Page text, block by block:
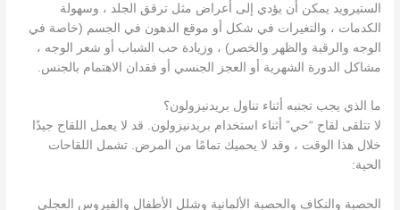
الستيرويد يمكن أن يؤدي إلى أعراض مثل ترقق الجلد ، وسهولة
الكدمات ، والتغيرات في شكل أو موقع الدهون في الجسم (خاصة في
الوجه والرقبة والظهر والخصر) ، وزيادة حب الشباب أو شعر الوجه ،
مشاكل الدورة الشهرية أو العجز الجنسي أو فقدان الاهتمام بالجنس.
ما الذي يجب تجنبه أثناء تناول بريدنيزولون؟
لا تتلقى لقاح “حي” أثناء استخدام بريدنيزولون. قد لا يعمل اللقاح جيدًا
خلال هذا الوقت ، وقد لا يحميك تمامًا من المرض. تشمل اللقاحات
الحية:
الحصبة والنكاف والحصبة الألمانية وشلل الأطفال والفيروس العجلي